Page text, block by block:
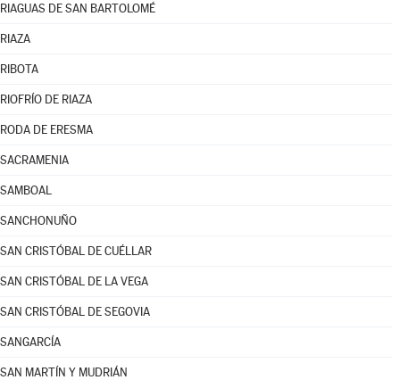
RIAGUAS DE SAN BARTOLOMÉ
RIAZA
RIBOTA
RIOFRÍO DE RIAZA
RODA DE ERESMA
SACRAMENIA
SAMBOAL
SANCHONUÑO
SAN CRISTÓBAL DE CUÉLLAR
SAN CRISTÓBAL DE LA VEGA
SAN CRISTÓBAL DE SEGOVIA
SANGARCÍA
SAN MARTÍN Y MUDRIÁN